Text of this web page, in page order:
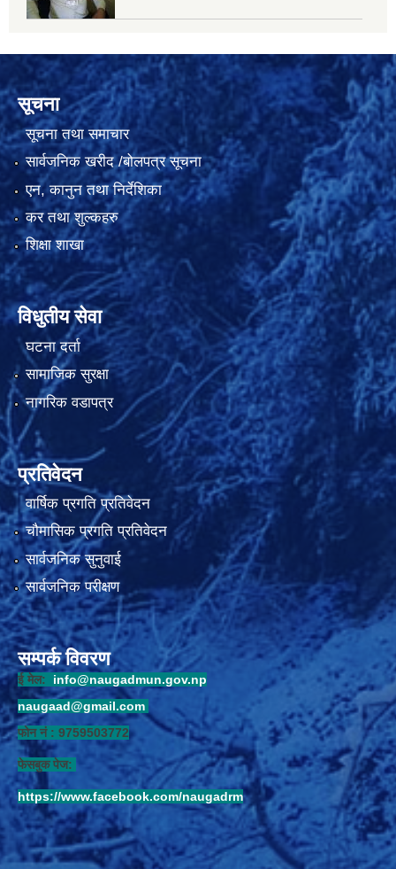
सूचना
सूचना तथा समाचार
सार्वजनिक खरीद /बोलपत्र सूचना
एन, कानुन तथा निर्देशिका
कर तथा शुल्कहरु
शिक्षा शाखा
विधुतीय सेवा
घटना दर्ता
सामाजिक सुरक्षा
नागरिक वडापत्र
प्रतिवेदन
वार्षिक प्रगति प्रतिवेदन
चौमासिक प्रगति प्रतिवेदन
सार्वजनिक सुनुवाई
सार्वजनिक परीक्षण
सम्पर्क विवरण
ई मेल: info@naugadmun.gov.np
naugaad@gmail.com
फोन नं : 9759503772
फेसबुक पेज:
https://www.facebook.com/naugadrm